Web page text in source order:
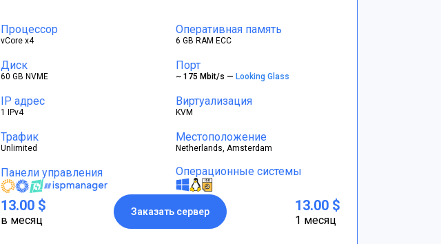
Процессор
vCore x4
Оперативная память
6 GB RAM ECC
Диск
60 GB NVME
Порт
~ 175 Mbit/s —Looking Glass
IP адрес
1 IPv4
Виртуализация
KVM
Трафик
Unlimited
Местоположение
Netherlands, Amsterdam
Панели управления Операционные системы
13.00 $
в месяц
Заказать сервер 13.00 $
1 месяц